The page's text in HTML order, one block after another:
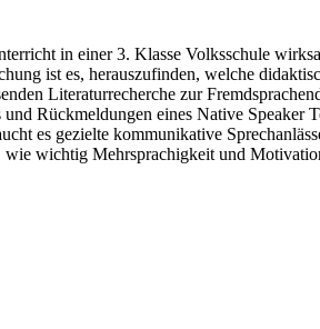
in einer 3. Klasse Volksschule
ist es, herauszufinden, welche
Literaturrecherche zur
Rückmeldungen eines Native Speaker
es gezielte kommunikative
wichtig Mehrsprachigkeit und